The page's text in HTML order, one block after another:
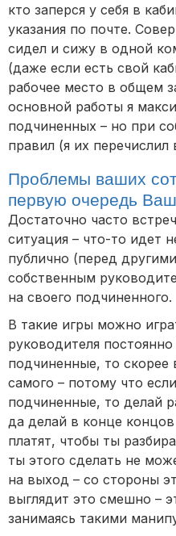
кто заперся у себя в
указания по почте.
сидел и сижу в одной
(даже если есть свой
рабочее место в общем
основной работы я
подчиненных – но при
правил (я их
Проблемы ваших
первую очередь
Достаточно часто
ситуация – что-то идет
публично (перед
собственным
на своего подчиненного.
В такие игры можно
руководителя
подчиненные, то скорее
самого – потому что
подчиненные, то делай
да делай в конце
платят, чтобы ты
ты этого сделать не
на выход – со стороны
выглядит это смешно –
занимаясь такими